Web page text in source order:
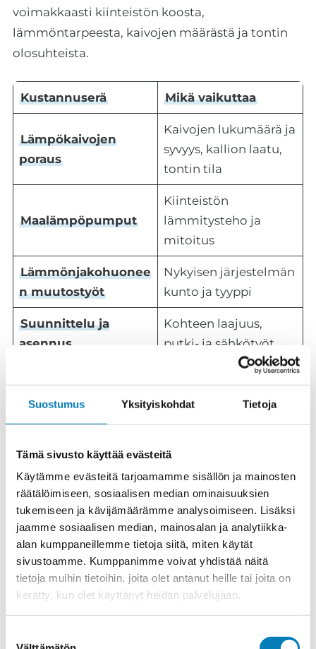
Suostumus Yksityiskohdat Tietoja
Tämä sivusto käyttää evästeitä
Käytämme evästeitä tarjoamamme sisällön ja mainosten
räätälöimiseen, sosiaalisen median ominaisuuksien
tukemiseen ja kävijämäärämme analysoimiseen. Lisäksi
jaamme sosiaalisen median, mainosalan ja analytiikka-
alan kumppaneillemme tietoja siitä, miten käytät
sivustoamme. Kumppanimme voivat yhdistää näitä
tietoja muihin tietoihin, joita olet antanut heille tai joita on
kerätty, kun olet käyttänyt heidän palvelujaan.
voimakkaasti kiinteistön koosta,
lämmöntarpeesta, kaivojen määrästä ja tontin
olosuhteista.
Kustannuserä Mikä vaikuttaa
Lämpökaivojen
poraus
Kaivojen lukumäärä ja
syvyys, kallion laatu,
tontin tila
Maalämpöpumput
Kiinteistön
lämmitysteho ja
mitoitus
Lämmönjakohuonee
n muutostyöt
Nykyisen järjestelmän
kunto ja tyyppi
Suunnittelu ja
asennus
Kohteen laajuus,
putki- ja sähkötyöt
Hinta-arvio: Kerrostalon maalämpöhanke on
tyypillisesti kymmenien tuhansien tai satojen
tuhansien eurojen investointi kiinteistön
koosta riippuen. Tarkka hinta annetaan aina
kohdekohtaisen kartoituksen ja mitoituksen
jälkeen.
Säästön suuruus riippuu ennen kaikkea siitä,
mistä lämmitysmuodosta vaihdetaan. Suoraan
sähköön tai öljyyn verrattuna maalämpö leikkaa
lämmitysenergian ostotarvetta voimakkaasti,